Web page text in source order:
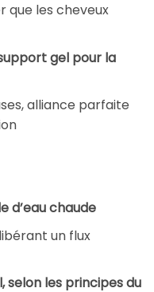
que les cheveux
gel pour la
alliance parfaite
d’eau chaude
un flux
selon les principes du